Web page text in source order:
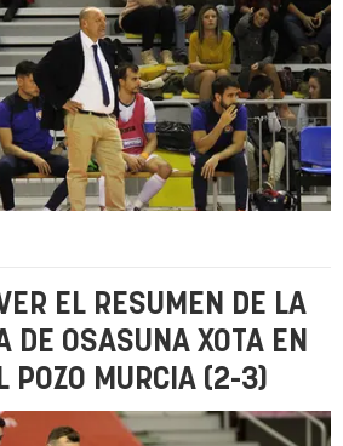
EL RESUMEN DE LA
DE OSASUNA XOTA EN
POZO MURCIA (2-3)